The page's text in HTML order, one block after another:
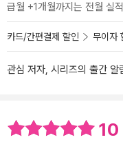
급월 +1개월까지는 전월 실
카드/간편결제 할인 무이자
관심 저자, 시리즈의 출간 알
10